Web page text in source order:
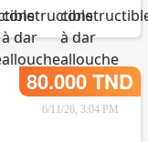
80.000 TND
6/11/26, 3:04 PM